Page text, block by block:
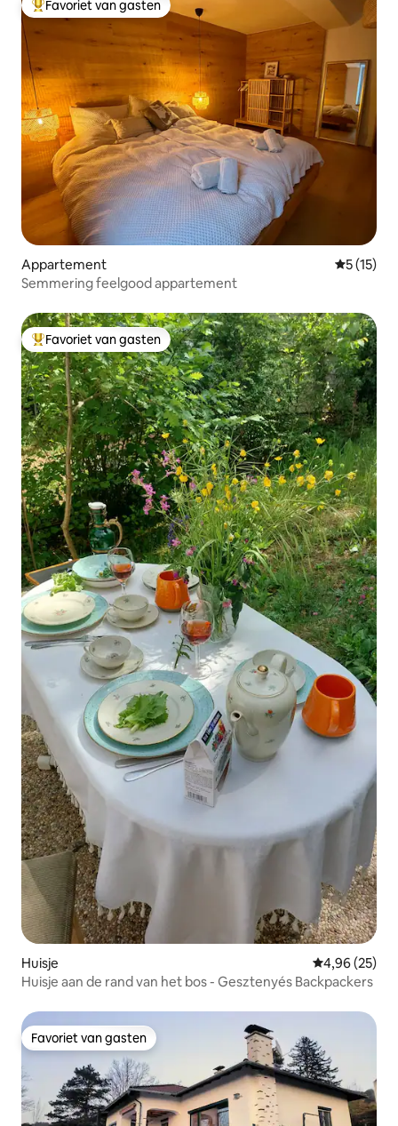
Topfavoriet van gasten
Favoriet van gasten
Appartement
5 (15)
Semmering feelgood appartement
Topfavoriet van gasten
Favoriet van gasten
Huisje Gemiddelde
4,96 (25)
Huisje aan de rand van het bos - Gesztenyés Backpackers
Favoriet van gasten
Favoriet van gasten